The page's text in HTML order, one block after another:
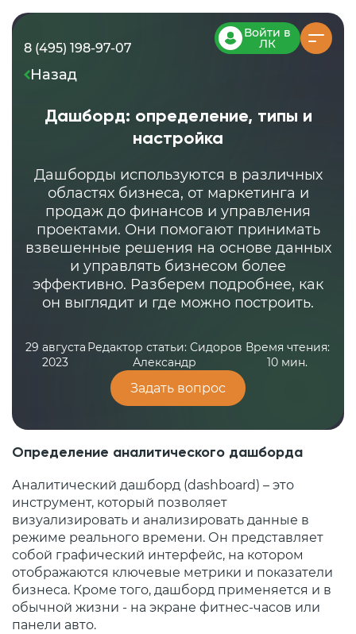
8 (495) 198-97-07
Войти в
ЛК
Назад
Дашборд: определение, типы и
настройка
Дашборды используются в различных
областях бизнеса, от маркетинга и
продаж до финансов и управления
проектами. Они помогают принимать
взвешенные решения на основе данных
и управлять бизнесом более
эффективно. Разберем подробнее, как
он выглядит и где можно построить.
29 августа
2023
Редактор статьи: Сидоров
Александр
Время чтения:
10 мин.
Задать вопрос
Определение аналитического дашборда
Аналитический дашборд (dashboard) – это
инструмент, который позволяет
визуализировать и анализировать данные в
режиме реального времени. Он представляет
собой графический интерфейс, на котором
отображаются ключевые метрики и показатели
бизнеса. Кроме того, дашборд применяется и в
обычной жизни - на экране фитнес-часов или
панели авто.